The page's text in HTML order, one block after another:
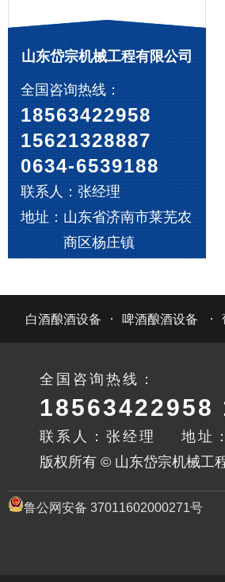
山东岱宗机械工程有限公司
全国咨询热线：
18563422958
15621328887
0634-6539188
联系人：张经理
地址：山东省济南市莱芜农
商区杨庄镇
白酒酿酒设备 · 啤酒酿酒设备 ·
全国咨询热线：
18563422958
联系人：张经理 地址
版权所有 © 山东岱宗机械工
鲁公网安备 37011602000271号